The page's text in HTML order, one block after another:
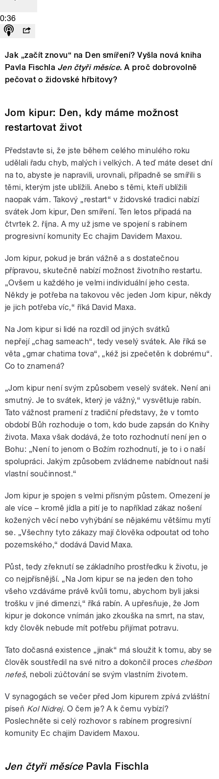
0:36
Jak „začít znovu“ na Den smíření? Vyšla nová kniha
Pavla Fischla Jen čtyři měsíce. A proč dobrovolně
pečovat o židovské hřbitovy?
Jom kipur: Den, kdy máme možnost
restartovat život
Představte si, že jste během celého minulého roku
udělali řadu chyb, malých i velkých. A teď máte deset dní
na to, abyste je napravili, urovnali, případně se smířili s
těmi, kterým jste ublížili. Anebo s těmi, kteří ublížili
naopak vám. Takový „restart“ v židovské tradici nabízí
svátek Jom kipur, Den smíření. Ten letos připadá na
čtvrtek 2. října. A my už jsme ve spojení s rabínem
progresivní komunity Ec chajim Davidem Maxou.
Jom kipur, pokud je brán vážně a s dostatečnou
přípravou, skutečně nabízí možnost životního restartu.
„Ovšem u každého je velmi individuální jeho cesta.
Někdy je potřeba na takovou věc jeden Jom kipur, někdy
je jich potřeba víc,“ říká David Maxa.
Na Jom kipur si lidé na rozdíl od jiných svátků
nepřejí „chag sameach“, tedy veselý svátek. Ale říká se
věta „gmar chatima tova“, „kéž jsi zpečetěn k dobrému“.
Co to znamená?
„Jom kipur není svým způsobem veselý svátek. Není ani
smutný. Je to svátek, který je vážný,“ vysvětluje rabín.
Tato vážnost pramení z tradiční představy, že v tomto
období Bůh rozhoduje o tom, kdo bude zapsán do Knihy
života. Maxa však dodává, že toto rozhodnutí není jen o
Bohu: „Není to jenom o Božím rozhodnutí, je to i o naší
spolupráci. Jakým způsobem zvládneme nabídnout naši
vlastní součinnost.“
Jom kipur je spojen s velmi přísným půstem. Omezení je
ale více – kromě jídla a pití je to například zákaz nošení
kožených věcí nebo vyhýbání se nějakému většímu mytí
se. „Všechny tyto zákazy mají člověka odpoutat od toho
pozemského,“ dodává David Maxa.
Půst, tedy zřeknutí se základního prostředku k životu, je
co nejpřísnější. „Na Jom kipur se na jeden den toho
všeho vzdáváme právě kvůli tomu, abychom byli jaksi
trošku v jiné dimenzi,“ říká rabín. A upřesňuje, že Jom
kipur je dokonce vnímán jako zkouška na smrt, na stav,
kdy člověk nebude mít potřebu přijímat potravu.
Tato dočasná existence „jinak“ má sloužit k tomu, aby se
člověk soustředil na své nitro a dokončil proces chešbon
nefeš, neboli zúčtování se svým vlastním životem.
V synagogách se večer před Jom kipurem zpívá zvláštní
píseň Kol Nidrej. O čem je? A k čemu vybízí?
Poslechněte si celý rozhovor s rabínem progresivní
komunity Ec chajim Davidem Maxou.
Jen čtyři měsícePavla Fischla